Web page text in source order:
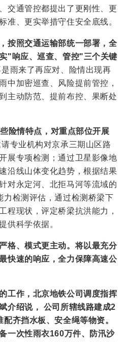
交通管控都提出了更刚性、更
准、更实举措守住安全底线。
按照交通运输部统一部署，全
"响应、巡查、管控"三个关键
雨来了再应对、险情出现再
中加密巡查、风险提前管控，
主动防范、提前布控、果断处
险情特点，对重点部位开展
请专业机构对京承三期山区路
展专项检测；通过卫星影像地
沿线山体变化趋势，根据结果
对永定河、北拒马河等流域的
力检测评估，通过检测桥梁下
程现状，评定桥梁抗洪能力，
供科学依据。
格、模式更主动。将以最充分
快速的响应，全力保障高速公
工作，北京地铁公司调度指挥
介绍说， 公司所辖线路建成2
齐挡水板、安全绳等物资。
一次性雨衣160万件、防汛沙